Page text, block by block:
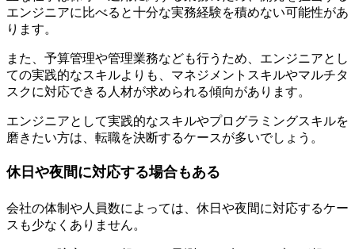
エンジニアに比べると十分な実務経験を積めない可能性があ
ります。
また、予算管理や管理業務なども行うため、エンジニアとし
ての実践的なスキルよりも、マネジメントスキルやマルチタ
スクに対応できる人材が求められる傾向があります。
エンジニアとして実践的なスキルやプログラミングスキルを
磨きたい方は、転職を決断するケースが多いでしょう。
休日や夜間に対応する場合もある
会社の体制や人員数によっては、休日や夜間に対応するケー
スも少なくありません。